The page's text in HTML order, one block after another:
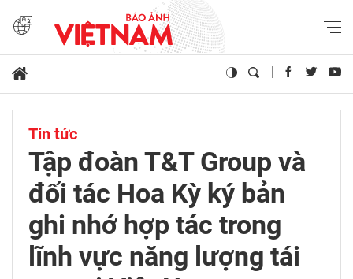
Tin tức
Tập đoàn T&T Group và
đối tác Hoa Kỳ ký bản
ghi nhớ hợp tác trong
lĩnh vực năng lượng tái